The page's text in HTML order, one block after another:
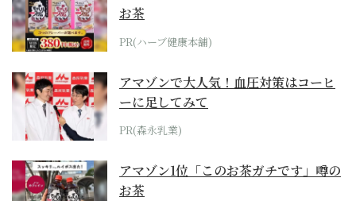
お茶
PR(ハーブ健康本舗)
アマゾンで大人気！血圧対策はコーヒ
ーに足してみて
PR(森永乳業)
アマゾン1位「このお茶ガチです」噂の
お茶